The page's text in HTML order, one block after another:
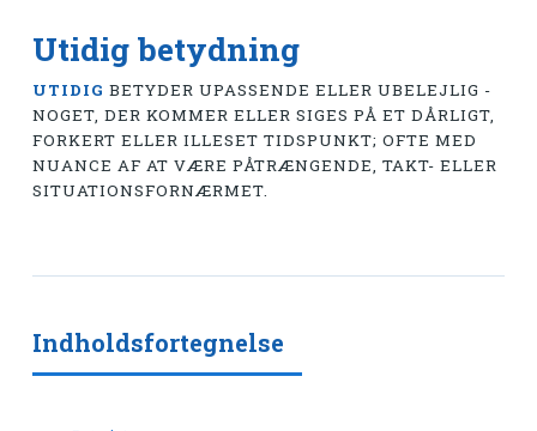
Utidig betydning
UTIDIG BETYDER UPASSENDE ELLER UBELEJLIG -
NOGET, DER KOMMER ELLER SIGES PÅ ET DÅRLIGT,
FORKERT ELLER ILLESET TIDSPUNKT; OFTE MED
NUANCE AF AT VÆRE PÅTRÆNGENDE, TAKT- ELLER
SITUATIONSFORNÆRMET.
Indholdsfortegnelse